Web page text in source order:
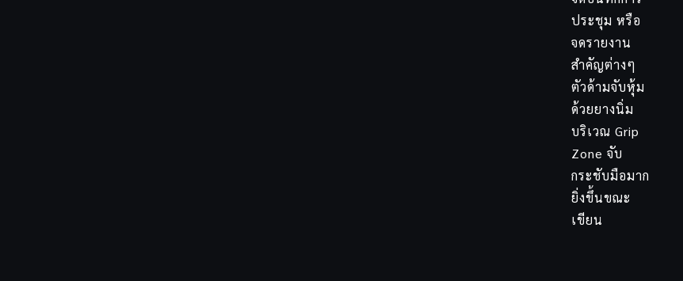
ประชุม หรือ
จดรายงาน
สำคัญต่างๆ
ตัวด้ามจับหุ้ม
ด้วยยางนิ่ม
บริเวณ Grip
Zone จับ
กระชับมือมาก
ยิ่งขึ้นขณะ
เขียน